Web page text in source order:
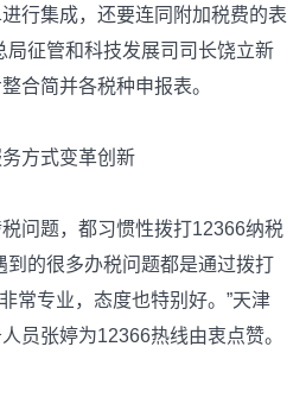
行集成，还要连同附加税费的表
局征管和科技发展司司长饶立新
合简并各税种申报表。
式变革创新
题，都习惯性拨打12366纳税
到的很多办税问题都是通过拨打
常专业，态度也特别好。”天津
员张婷为12366热线由衷点赞。